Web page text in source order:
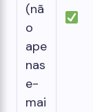
(nã
o
ape
nas
e-
mai